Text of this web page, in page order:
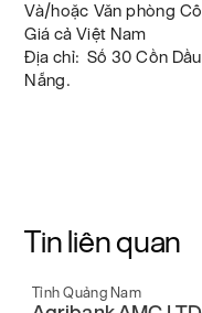
Và/hoặc Văn phòng
Giá cả Việt Nam
Địa chỉ: Số 30 Cồn
Nẵng.
Tin liên quan
Tỉnh Quảng Nam